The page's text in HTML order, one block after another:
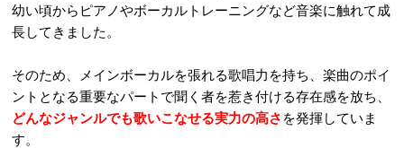
幼い頃からピアノやボーカルトレーニングなど音楽に触れて成
長してきました。
そのため、メインボーカルを張れる歌唱力を持ち、楽曲のポイ
ントとなる重要なパートで聞く者を惹き付ける存在感を放ち、
どんなジャンルでも歌いこなせる実力の高さ を発揮していま
す。